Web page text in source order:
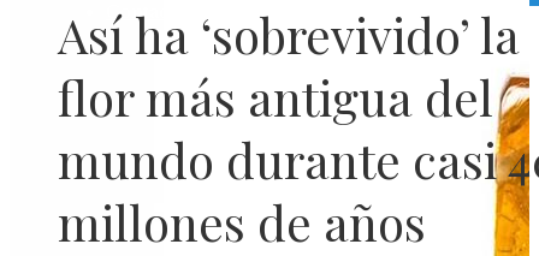
Contacto
Así ha ‘sobrevivido’ la
flor más antigua del
mundo durante casi
millones de años